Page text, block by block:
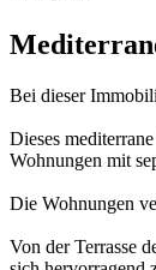
Bei dieser
Dieses
Wohnungen mit
Die Wohnungen
Von der Terrasse